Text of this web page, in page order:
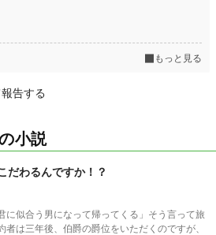
もっと見る
告する
小説
だわるんですか！？
に似合う男になって帰ってくる」そう言って旅
者は三年後、伯爵の爵位をいただくのですが、